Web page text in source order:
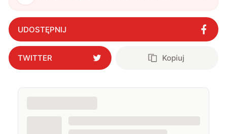
UDOSTĘPNIJ
TWITTER Kopiuj